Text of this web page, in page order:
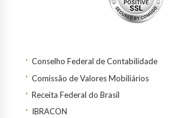
Conselho Federal de Contabilidade
Comissão de Valores Mobiliários
Receita Federal do Brasil
IBRACON